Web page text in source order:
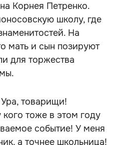
Корнея Петренко.
школу, где
На
мать и сын позируют
для торжества
товарищи!
тоже в этом году
событие! У меня
а точнее школьница!